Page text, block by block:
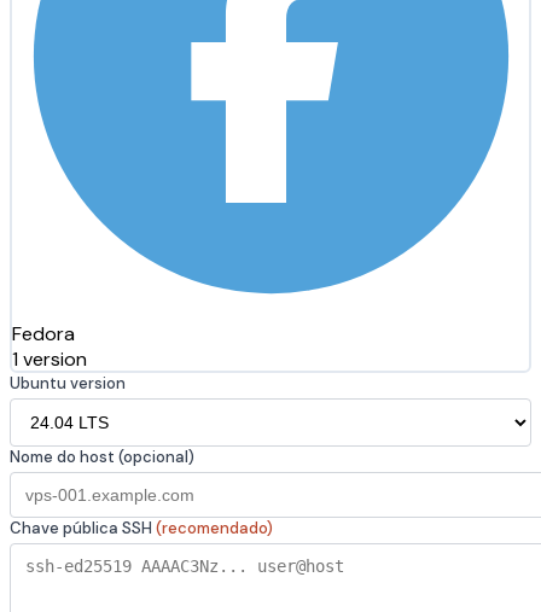
Fedora
1 version
Ubuntu version
Nome do host (opcional)
Chave pública SSH (recomendado)